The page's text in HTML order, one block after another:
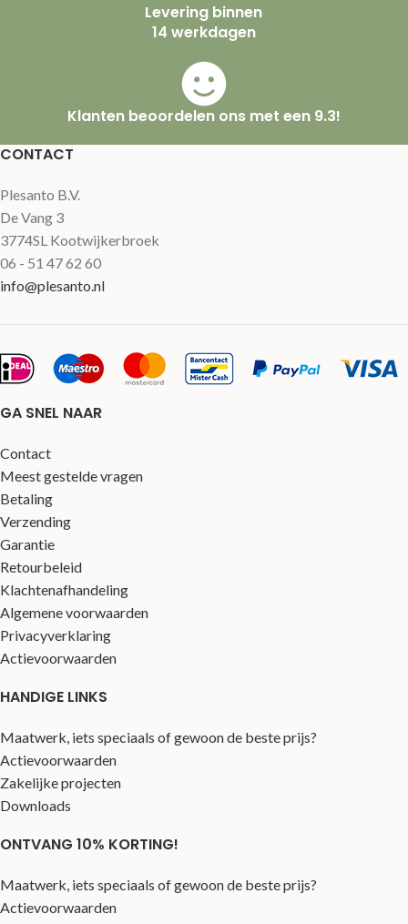
Levering binnen
14 werkdagen
Klanten beoordelen ons met een 9.3!
CONTACT
Plesanto B.V.
De Vang 3
3774SL Kootwijkerbroek
06 - 51 47 62 60
info@plesanto.nl
GA SNEL NAAR
Contact
Meest gestelde vragen
Betaling
Verzending
Garantie
Retourbeleid
Klachtenafhandeling
Algemene voorwaarden
Privacyverklaring
Actievoorwaarden
HANDIGE LINKS
Maatwerk, iets speciaals of gewoon de beste prijs?
Actievoorwaarden
Zakelijke projecten
Downloads
ONTVANG 10% KORTING!
Maatwerk, iets speciaals of gewoon de beste prijs?
Actievoorwaarden